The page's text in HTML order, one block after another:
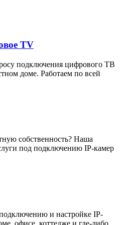
TV
подключения цифрового ТВ
доме. Работаем по всей
собственность? Наша
под подключению IP-камер
и настройке IP-
офисе, коттедже и где-либо